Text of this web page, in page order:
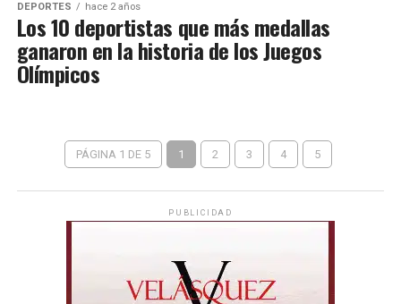
DEPORTES hace 2 años
Los 10 deportistas que más medallas
ganaron en la historia de los Juegos
Olímpicos
PÁGINA 1 DE 5 1 2 3 4 5
PUBLICIDAD